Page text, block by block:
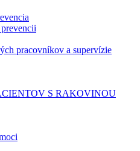
pracovníkov a supervízie
S RAKOVINOU